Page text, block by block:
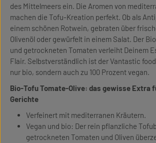
des Mittelmeers ein. Die Aromen von
machen die Tofu-Kreation perfekt. Ob als
einem schönen Rotwein, gebraten über
Olivenöl oder gewürfelt in einem Salat. Der
und getrockneten Tomaten verleiht Deinem
Flair. Selbstverständlich ist der Vantastic
nur bio, sondern auch zu 100 Prozent vegan.
Bio-Tofu Tomate-Olive: das gewisse Extra
Gerichte
Verfeinert mit mediterranen Kräutern.
Vegan und bio: Der rein pflanzliche
getrockneten Tomaten und Oliven